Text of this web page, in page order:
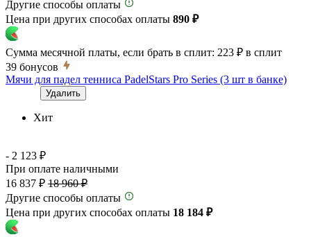
Другие способы оплаты
Цена при других способах оплаты 890 ₽
Сумма месячной платы, если брать в сплит: 223 ₽ в сплит
39 бонусов
Мячи для падел тенниса PadelStars Pro Series (3 шт в банке)
Удалить
Хит
- 2 123 ₽
При оплате наличными
16 837 ₽ 18 960 ₽
Другие способы оплаты
Цена при других способах оплаты 18 184 ₽